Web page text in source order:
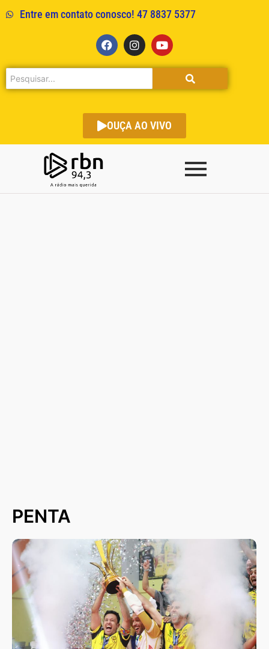
Entre em contato conosco! 47 8837 5377
OUÇA AO VIVO
PENTA